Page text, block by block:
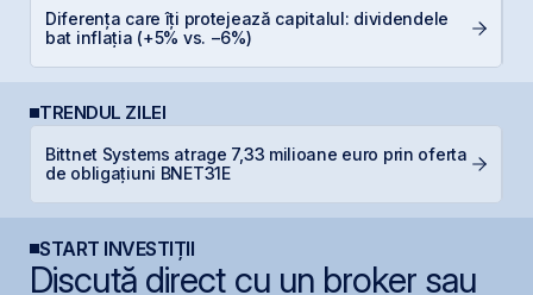
Diferența care îți protejează capitalul: dividendele
bat inflația (+5% vs. −6%)
TRENDUL ZILEI
Bittnet Systems atrage 7,33 milioane euro prin oferta
de obligațiuni BNET31E
START INVESTIȚII
Discută direct cu un broker sau